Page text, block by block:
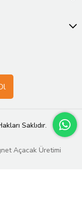
Saklıdır.
Açacak Üretimi